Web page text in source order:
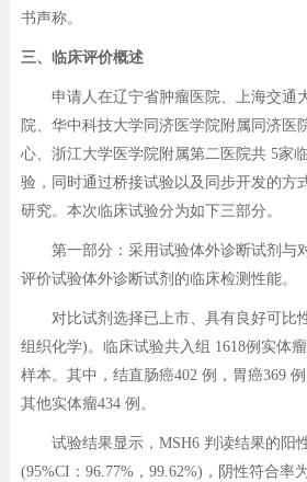
书声称。
三、临床评价概述
申请人在辽宁省肿瘤医院、上海交通
院、华中科技大学同济医学院附属同济医
心、浙江大学医学院附属第二医院共 5家
验，同时通过桥接试验以及同步开发的方
研究。本次临床试验分为如下三部分。
第一部分：采用试验体外诊断试剂与对
评价试验体外诊断试剂的临床检测性能。
对比试剂选择已上市、具有良好可比
组织化学)。临床试验共入组 1618例实体
样本。其中，结直肠癌402 例，胃癌369
其他实体瘤434 例。
试验结果显示，MSH6 判读结果的阳
(95%CI：96.77%，99.62%)，阴性符合率